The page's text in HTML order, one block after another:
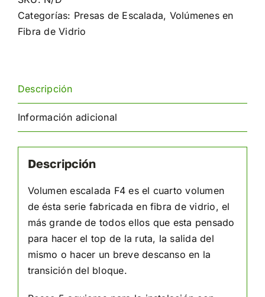
Categorías: Presas de Escalada, Volúmenes en
Fibra de Vidrio
Descripción
Información adicional
Descripción
Volumen escalada F4 es el cuarto volumen
de ésta serie fabricada en fibra de vidrio, el
más grande de todos ellos que esta pensado
para hacer el top de la ruta, la salida del
mismo o hacer un breve descanso en la
transición del bloque.